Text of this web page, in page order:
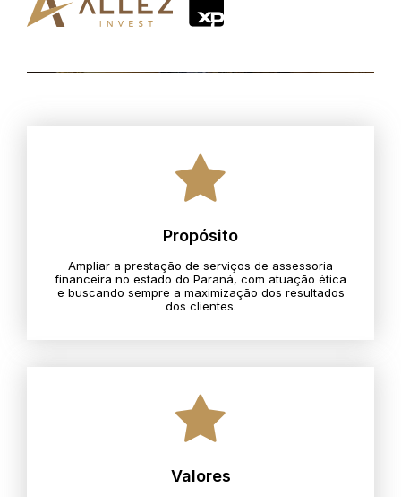
Propósito
Ampliar a prestação de serviços de assessoria
financeira no estado do Paraná, com atuação ética
e buscando sempre a maximização dos resultados
dos clientes.
Valores